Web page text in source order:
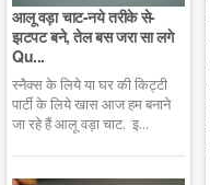
आलू वड़ा चाट-नये तरीके से-
झटपट बने, तेल बस जरा सा लगे
Qu...
स्नैक्स के लिये या घर की किट्टी
पार्टी के लिये खास आज हम बनाने
जा रहे हैं आलू वड़ा चाट. इ...